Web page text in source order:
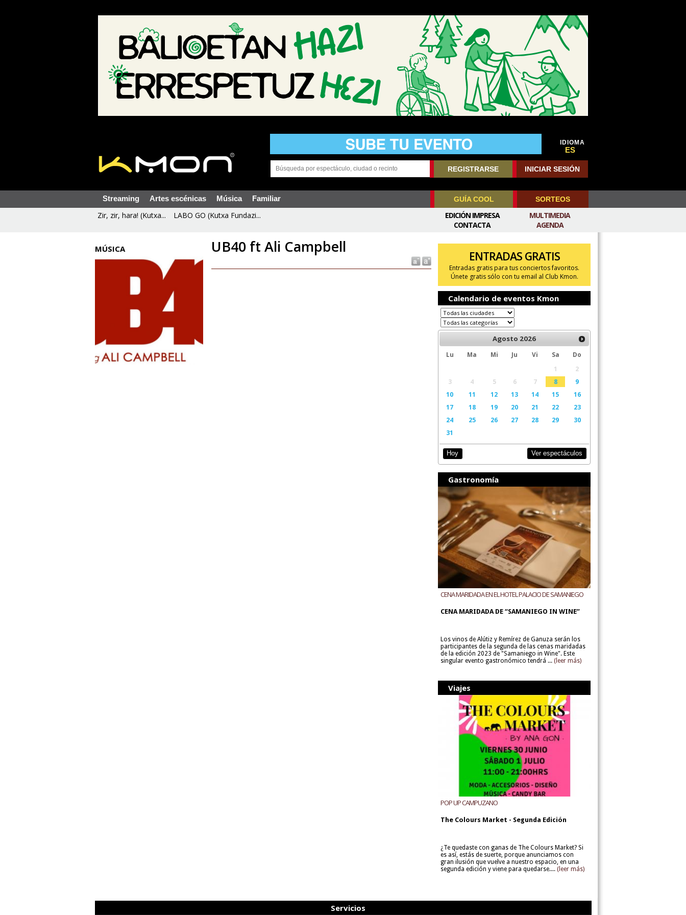
IDIOMA
ES
REGISTRARSE INICIAR SESIÓN
Streaming Artes escénicas Música Familiar GUÍA COOL SORTEOS
Zir, zir, hara! (Kutxa... LABO GO (Kutxa Fundazi...
MULTIMEDIA
AGENDA
EDICIÓN IMPRESA
CONTACTA
MÚSICA UB40 ft Ali Campbell
ENTRADAS GRATIS
Entradas gratis para tus conciertos favoritos.
Únete gratis sólo con tu email al Club Kmon.
Calendario de eventos Kmon
Agosto 2026
Lu Ma Mi Ju Vi Sa
Do
1
2
3
4 5 6 7 8
9
10
11 12 13 14 15
16
17
18 19 20 21 22
23
24
25 26 27 28 29
30
31
Hoy Ver espectáculos
Gastronomía
CENA MARIDADA EN EL HOTEL PALACIO DE SAMANIEGO
CENA MARIDADA DE “SAMANIEGO IN WINE”
Los vinos de Alútiz y Remírez de Ganuza serán los
participantes de la segunda de las cenas maridadas
de la edición 2023 de "Samaniego in Wine". Este
singular evento gastronómico tendrá ... (leer más)
Viajes
POP UP CAMPUZANO
The Colours Market - Segunda Edición
¿Te quedaste con ganas de The Colours Market? Si
es así, estás de suerte, porque anunciamos con
gran ilusión que vuelve a nuestro espacio, en una
segunda edición y viene para quedarse.... (leer más)
Servicios